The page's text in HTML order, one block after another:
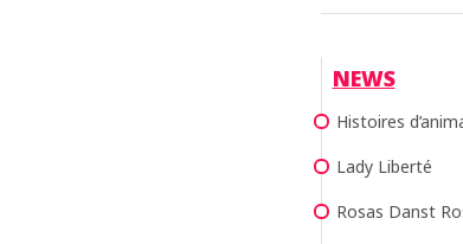
NEWS
Histoires
Lady Liberté
Rosas Danst